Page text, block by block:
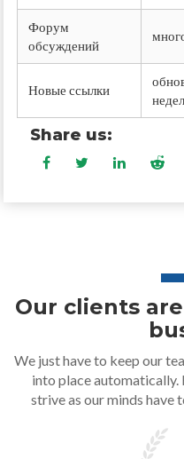
Форум
обсуждений
Новые ссылки
Share us:
Our clients
We just have to keep our
into place automatically.
strive as our minds